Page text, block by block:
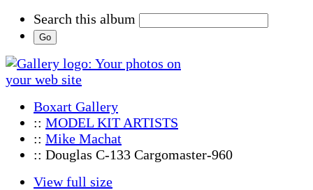
Search this album
Boxart Gallery
:: MODEL KIT ARTISTS
:: Mike Machat
:: Douglas C-133 Cargomaster-960
View full size